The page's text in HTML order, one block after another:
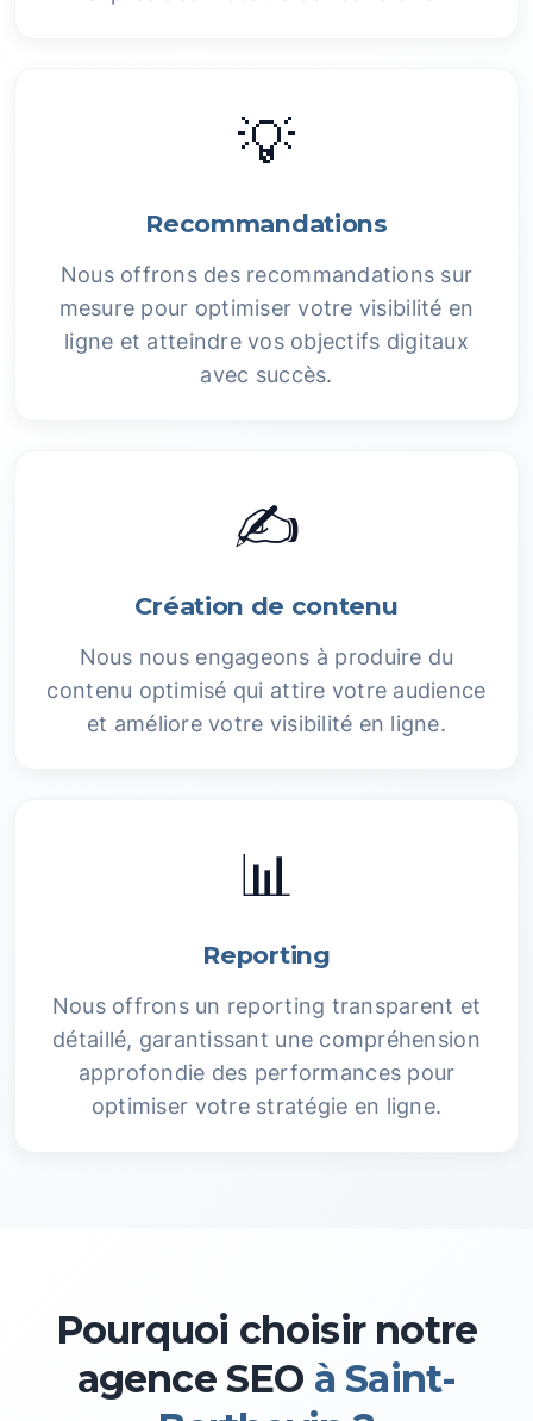
💡
Recommandations
Nous offrons des recommandations sur
mesure pour optimiser votre visibilité en
ligne et atteindre vos objectifs digitaux
avec succès.
✍️
Création de contenu
Nous nous engageons à produire du
contenu optimisé qui attire votre audience
et améliore votre visibilité en ligne.
📊
Reporting
Nous offrons un reporting transparent et
détaillé, garantissant une compréhension
approfondie des performances pour
optimiser votre stratégie en ligne.
Pourquoi choisir notre
agence SEO à Saint-